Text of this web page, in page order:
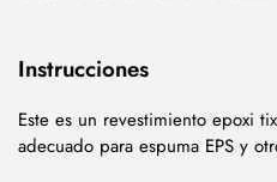
Instrucciones
Este es un revestimiento epoxi
adecuado para espuma EPS y